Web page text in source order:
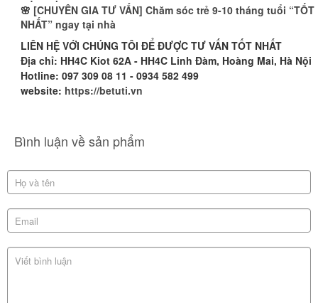
🌸 [CHUYÊN GIA TƯ VẤN] Chăm sóc trẻ 9-10 tháng tuổi “TỐT
NHẤT” ngay tại nhà
LIÊN HỆ VỚI CHÚNG TÔI ĐỂ ĐƯỢC TƯ VẤN TỐT NHẤT
Địa chỉ: HH4C Kiot 62A - HH4C Linh Đàm, Hoàng Mai, Hà Nội
Hotline: 097 309 08 11 - 0934 582 499
website: https://betuti.vn
Bình luận về sản phẩm